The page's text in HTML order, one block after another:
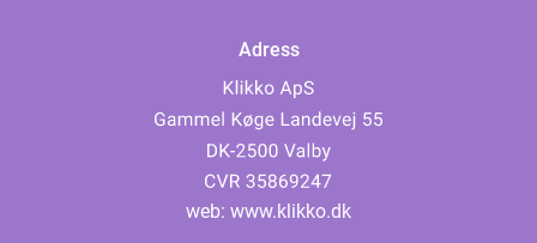
Adress
web: www.klikko.dk